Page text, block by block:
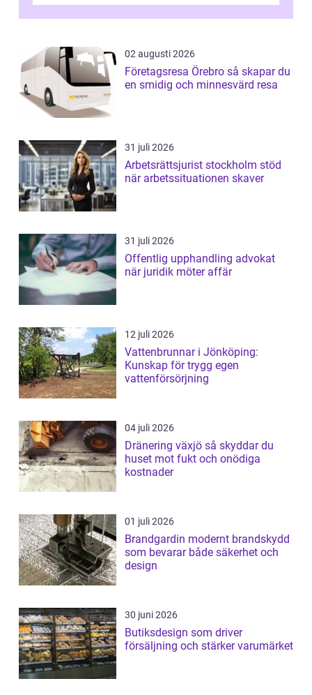
02 augusti 2026
Företagsresa Örebro så skapar du
en smidig och minnesvärd resa
31 juli 2026
Arbetsrättsjurist stockholm stöd
när arbetssituationen skaver
31 juli 2026
Offentlig upphandling advokat
när juridik möter affär
12 juli 2026
Vattenbrunnar i Jönköping:
Kunskap för trygg egen
vattenförsörjning
04 juli 2026
Dränering växjö så skyddar du
huset mot fukt och onödiga
kostnader
01 juli 2026
Brandgardin modernt brandskydd
som bevarar både säkerhet och
design
30 juni 2026
Butiksdesign som driver
försäljning och stärker varumärket